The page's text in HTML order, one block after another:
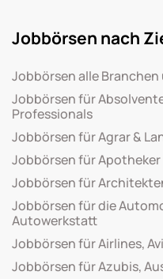
Jobbörsen nach
Jobbörsen alle Branchen
Jobbörsen für
Professionals
Jobbörsen für Agrar &
Jobbörsen für Apotheker
Jobbörsen für
Jobbörsen für die
Autowerkstatt
Jobbörsen für Airlines,
Jobbörsen für Azubis,